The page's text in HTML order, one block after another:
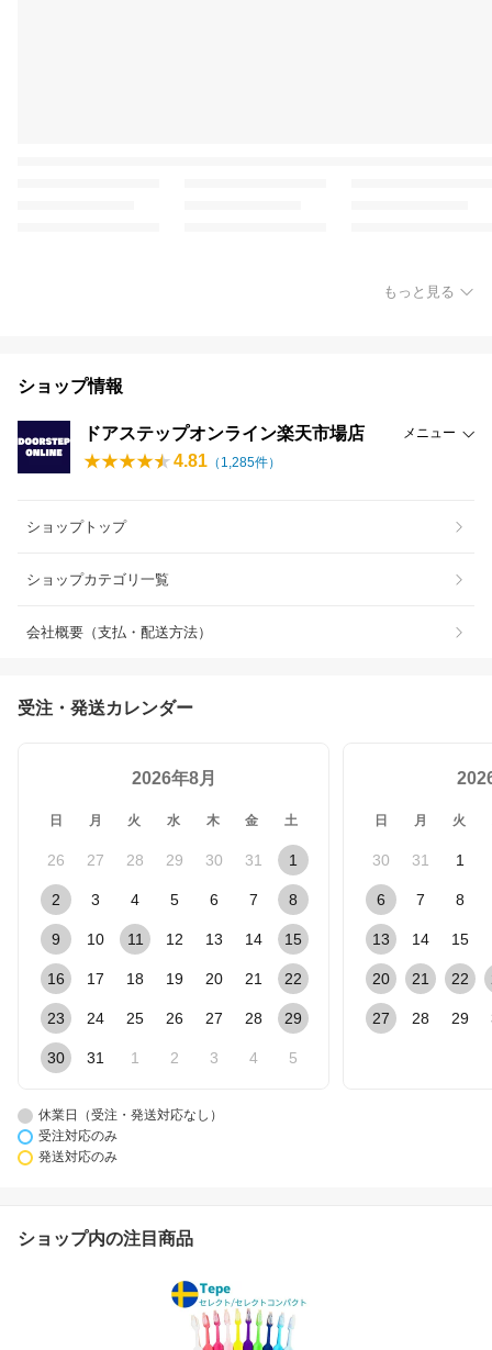
もっと見る
ショップ情報
ドアステップオンライン楽天市場店 メニュー
4.81 （ 1,285件）
ショップトップ
ショップカテゴリ一覧
会社概要（支払・配送方法）
受注・発送カレンダー
2026年8月
日 月 火 水 木 金 土
26 27 28 29 30 31 1
2 3 4 5 6 7 8
9 10 11 12 13 14 15
16 17 18 19 20 21 22
23 24 25 26 27 28 29
30 31 1 2 3 4 5
日 月 火
30 31 1
6 7 8
13 14 15
20 21 22
27 28 29
休業日（受注・発送対応なし）
受注対応のみ
発送対応のみ
ショップ内の注目商品